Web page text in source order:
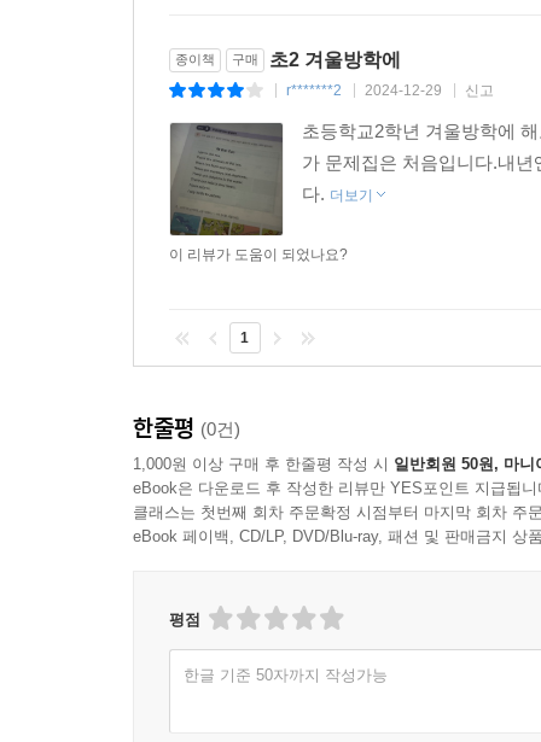
종이책 구매 초2 겨울방학에
r*******2 2024-12-29 신고
초등학교2학년 겨울방학에
가 문제집은 처음입니다.내
다. 더보기
이 리뷰가 도움이 되었나요?
1
한줄평 (0건)
1,000원 이상 구매 후 한줄평 작성 시 일반회원 50원, 마니
eBook은 다운로드 후 작성한 리뷰만 YES포인트 지급됩니
클래스는 첫번째 회차 주문확정 시점부터 마지막 회차 주
eBook 페이백, CD/LP, DVD/Blu-ray, 패션 및 판매금지 상
평점
한글 기준 50자까지 작성가능